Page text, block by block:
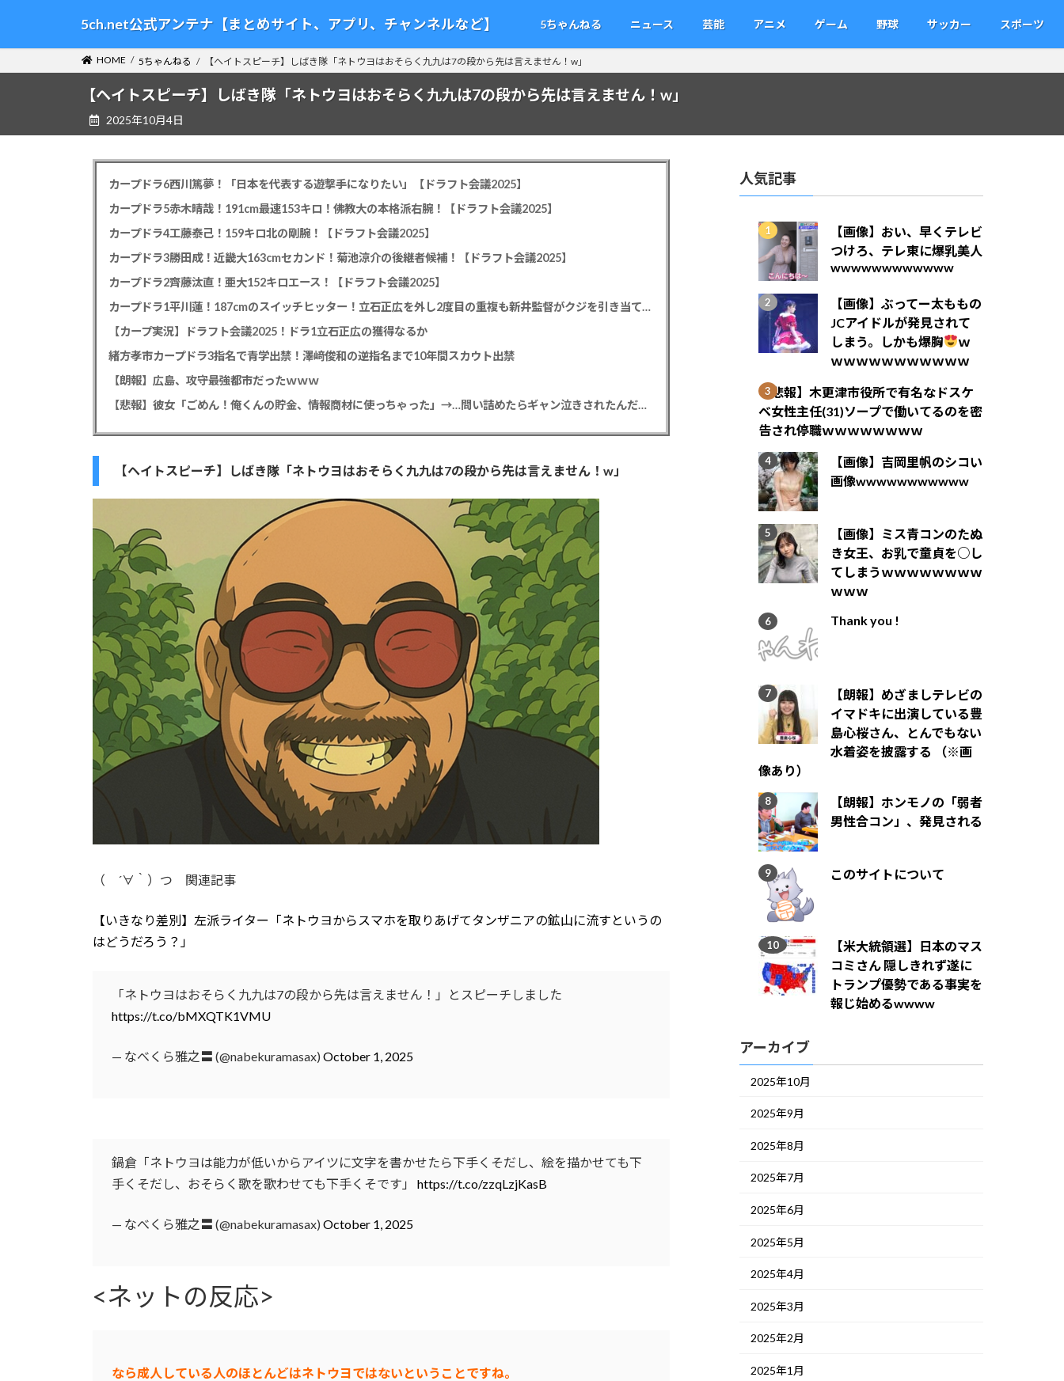
テ
ゲ
5ch.net公式アンテナ【まとめサイト、アプリ、チャンネルなど】 5ちゃんねる ニュース 芸能 アニメ ゲーム 野球 サッカー スポーツ
HOME 5ちゃんねる 【ヘイトスピーチ】しばき隊「ネトウヨはおそらく九九は7の段から先は言えません！w」
【ヘイトスピーチ】しばき隊「ネトウヨはおそらく九九は7の段から先は言えません！w」
2025年10月4日
カープドラ6西川篤夢！「日本を代表する遊撃手になりたい」【ドラフト会議2025】
カープドラ5赤木晴哉！191cm最速153キロ！佛教大の本格派右腕！【ドラフト会議2025】
カープドラ4工藤泰己！159キロ北の剛腕！【ドラフト会議2025】
カープドラ3勝田成！近畿大163cmセカンド！菊池涼介の後継者候補！【ドラフト会議2025】
カープドラ2齊藤汰直！亜大152キロエース！【ドラフト会議2025】
カープドラ1平川蓮！187cmのスイッチヒッター！立石正広を外し2度目の重複も新井監督がクジを引き当てる！【ドラフト会議2025】
【カープ実況】ドラフト会議2025！ドラ1立石正広の獲得なるか
緒方孝市カープドラ3指名で青学出禁！澤﨑俊和の逆指名まで10年間スカウト出禁
【朗報】広島、攻守最強都市だったｗｗｗ
【悲報】彼女「ごめん！俺くんの貯金、情報商材に使っちゃった」→…問い詰めたらギャン泣きされたんだが俺が悪いのか？
【ヘイトスピーチ】しばき隊「ネトウヨはおそらく九九は7の段から先は言えません！w」
（ ´∀｀）つ 関連記事
【いきなり差別】左派ライター「ネトウヨからスマホを取りあげてタンザニアの鉱山に流すというの
はどうだろう？」
「ネトウヨはおそらく九九は7の段から先は言えません！」とスピーチしました
https://t.co/bMXQTK1VMU
— なべくら雅之〓 (@nabekuramasax) October 1, 2025
鍋倉「ネトウヨは能力が低いからアイツに文字を書かせたら下手くそだし、絵を描かせても下
手くそだし、おそらく歌を歌わせても下手くそです」 https://t.co/zzqLzjKasB
— なべくら雅之〓 (@nabekuramasax) October 1, 2025
<ネットの反応>
なら成人している人のほとんどはネトウヨではないということですね。
人気記事
【画像】おい、早くテレビ
つけろ、テレ東に爆乳美人
wwwwwwwwwwww
【画像】ぶってー太ももの
JCアイドルが発見されて
しまう。しかも爆胸
ｗ
ｗｗｗｗｗｗｗｗｗｗｗ
【悲報】木更津市役所で有名なドスケ
ベ女性主任(31)ソープで働いてるのを密
告され停職ｗｗｗｗｗｗｗｗ
【画像】吉岡里帆のシコい
画像wwwwwwwwwww
【画像】ミス青コンのたぬ
き女王、お乳で童貞を○し
てしまうｗｗｗｗｗｗｗｗ
ｗｗｗ
Thank you !
【朗報】めざましテレビの
イマドキに出演している豊
島心桜さん、とんでもない
水着姿を披露する （※画
像あり）
【朗報】ホンモノの「弱者
男性合コン」、発見される
このサイトについて
【米大統領選】日本のマス
コミさん 隠しきれず遂に
トランプ優勢である事実を
報じ始めるwwww
アーカイブ
2025年10月
2025年9月
2025年8月
2025年7月
2025年6月
2025年5月
2025年4月
2025年3月
2025年2月
2025年1月